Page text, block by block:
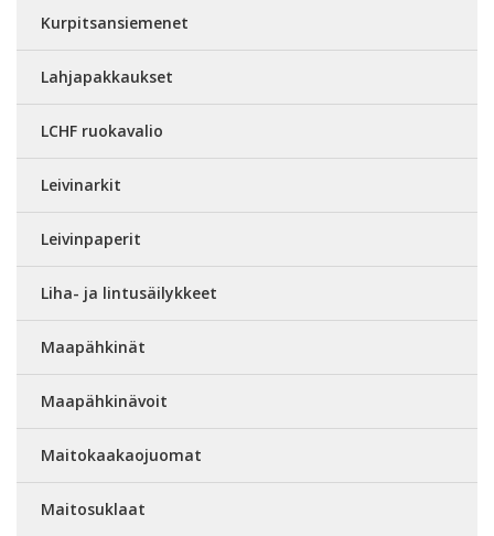
Kurpitsansiemenet
Lahjapakkaukset
LCHF ruokavalio
Leivinarkit
Leivinpaperit
Liha- ja lintusäilykkeet
Maapähkinät
Maapähkinävoit
Maitokaakaojuomat
Maitosuklaat